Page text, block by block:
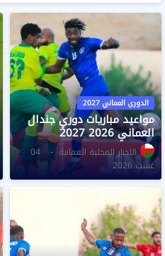
الدوري العماني 2027
مواعيد مباريات دوري جندال
العماني 2026 2027
الاخبار المحلية العمانية
04
غشت 2026